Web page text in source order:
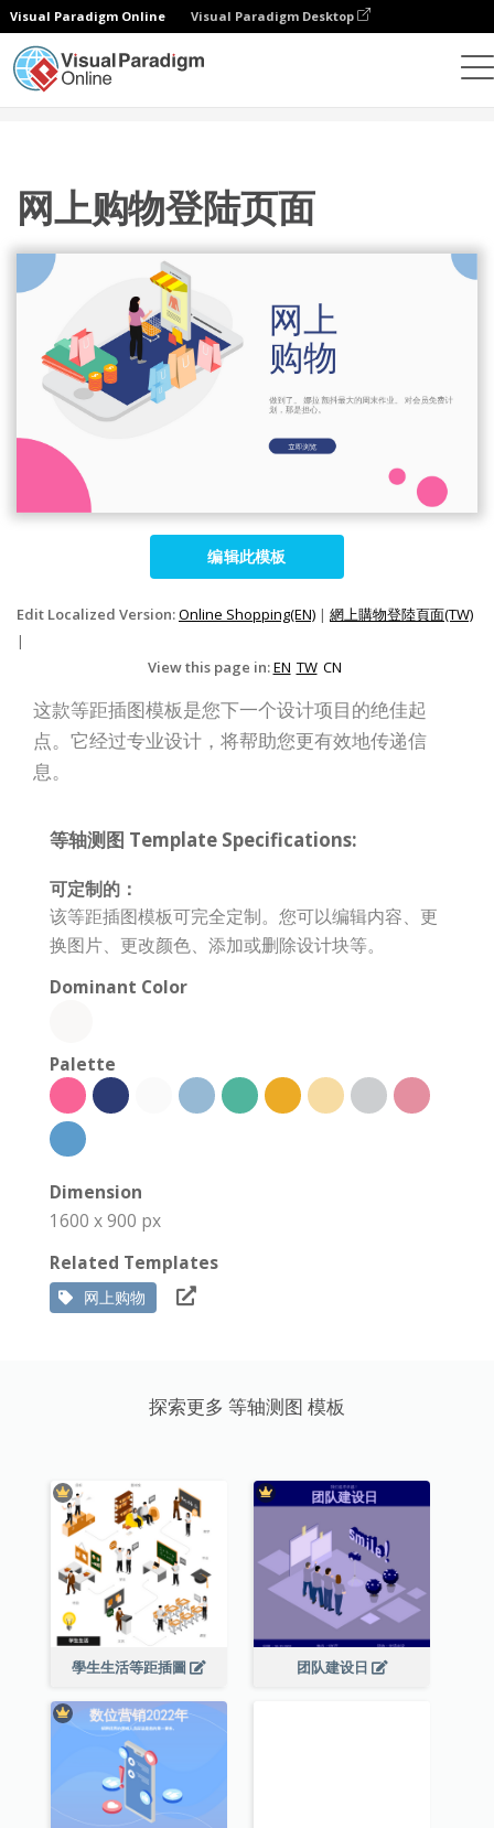
Visual Paradigm Online Visual Paradigm Desktop
网上购物登陆页面
编辑此模板
Edit Localized Version:Online Shopping(EN) | 網上購物登陸頁面(TW)
|
View this page in:EN TW CN
这款等距插图模板是您下一个设计项目的绝佳起
点。它经过专业设计，将帮助您更有效地传递信
息。
等轴测图 Template Specifications:
可定制的：
该等距插图模板可完全定制。您可以编辑内容、更
换图片、更改颜色、添加或删除设计块等。
Dominant Color
Palette
Dimension
1600 x 900 px
Related Templates
网上购物
探索更多 等轴测图 模板
學生生活等距插圖 团队建设日